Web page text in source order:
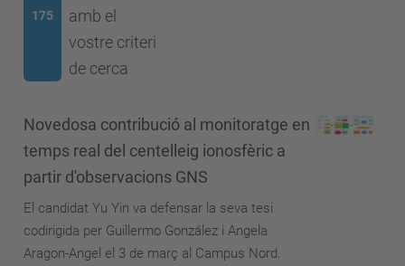
175
amb el
vostre criteri
de cerca
Novedosa contribució al monitoratge en
temps real del centelleig ionosfèric a
partir d'observacions GNS
El candidat Yu Yin va defensar la seva tesi
codirigida per Guillermo González i Angela
Aragon-Angel el 3 de març al Campus Nord.